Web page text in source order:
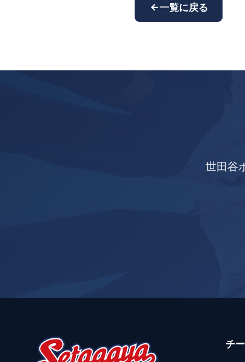
一覧に戻る
世田谷
チ